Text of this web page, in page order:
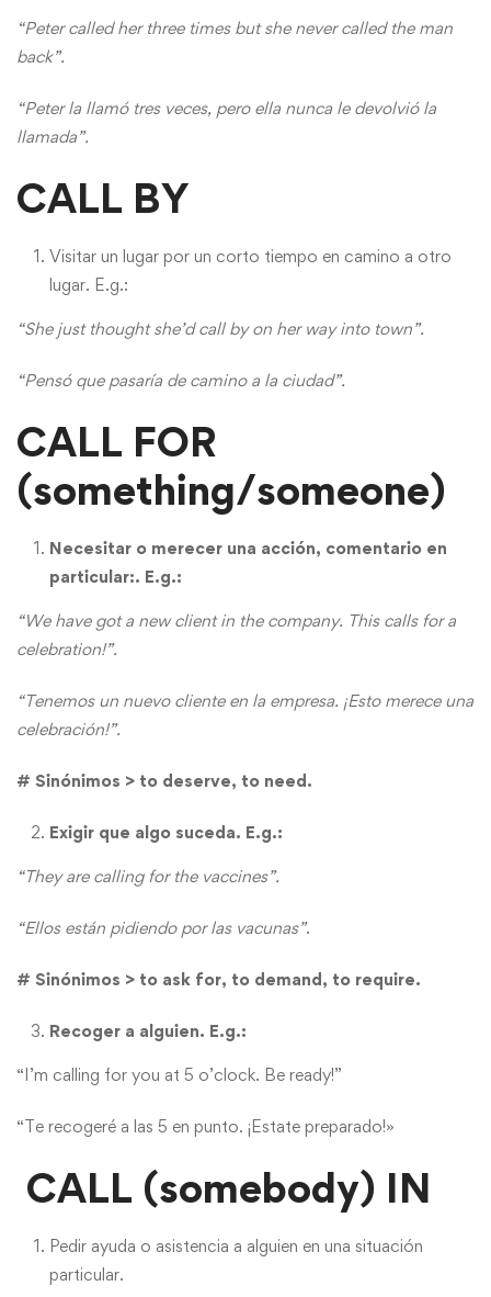
“Peter called her three times but she never called the man
back”.
“Peter la llamó tres veces, pero ella nunca le devolvió la
llamada”.
CALL BY
Visitar un lugar por un corto tiempo en camino a otro
lugar. E.g.:
“She just thought she’d call by on her way into town”.
“Pensó que pasaría de camino a la ciudad”.
CALL FOR
(something/someone)
Necesitar o merecer una acción, comentario en
particular:. E.g.:
“We have got a new client in the company. This calls for a
celebration!”.
“Tenemos un nuevo cliente en la empresa. ¡Esto merece una
celebración!”.
# Sinónimos > to deserve, to need.
Exigir que algo suceda. E.g.:
“They are calling for the vaccines”.
“Ellos están pidiendo por las vacunas”.
# Sinónimos > to ask for, to demand, to require.
Recoger a alguien. E.g.:
“I’m calling for you at 5 o’clock. Be ready!”
“Te recogeré a las 5 en punto. ¡Estate preparado!»
CALL (somebody) IN
Pedir ayuda o asistencia a alguien en una situación
particular.